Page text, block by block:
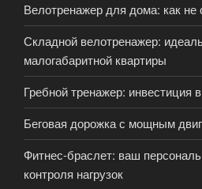
Велотренажер для дома: как
Складной велотренажер:
малогабаритной квартиры
Гребной тренажер: инвестиция
Беговая дорожка с мощным
Фитнес-браслет: ваш
контроля нагрузок